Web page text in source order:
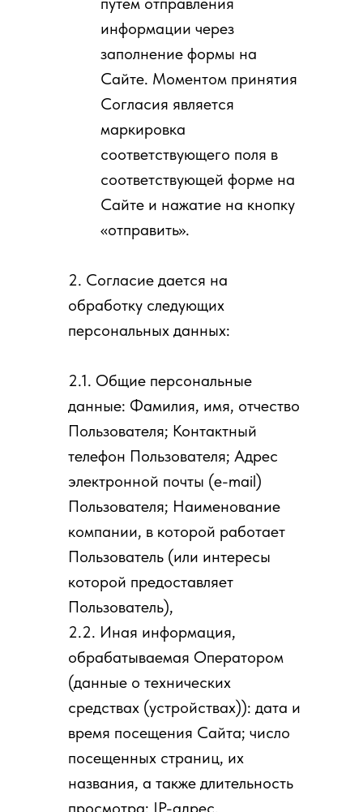
информации через
заполнение формы на
Сайте. Моментом принятия
Согласия является
маркировка
соответствующего поля в
соответствующей форме на
Сайте и нажатие на кнопку
«отправить».
2. Согласие дается на
обработку следующих
персональных данных:
2.1. Общие персональные
данные: Фамилия, имя, отчество
Пользователя; Контактный
телефон Пользователя; Адрес
электронной почты (e-mail)
Пользователя; Наименование
компании, в которой работает
Пользователь (или интересы
которой предоставляет
Пользователь),
2.2. Иная информация,
обрабатываемая Оператором
(данные о технических
средствах (устройствах)): дата и
время посещения Сайта; число
посещенных страниц, их
названия, а также длительность
просмотра; IP-адрес,